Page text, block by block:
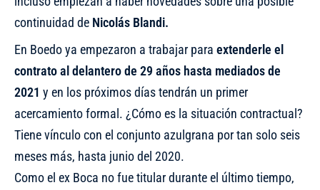
continuidad de Nicolás Blandi.
En Boedo ya empezaron a trabajar para extenderle el
contrato al delantero de 29 años hasta mediados de
2021 y en los próximos días tendrán un primer
acercamiento formal. ¿Cómo es la situación contractual?
Tiene vínculo con el conjunto azulgrana por tan solo seis
meses más, hasta junio del 2020.
Como el ex Boca no fue titular durante el último tiempo,